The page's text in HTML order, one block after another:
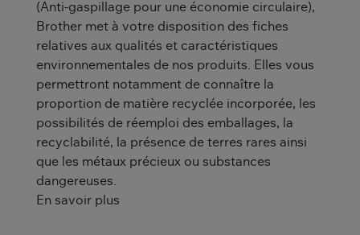
(Anti-gaspillage pour une économie circulaire),
Brother met à votre disposition des fiches
relatives aux qualités et caractéristiques
environnementales de nos produits. Elles vous
permettront notamment de connaître la
proportion de matière recyclée incorporée, les
possibilités de réemploi des emballages, la
recyclabilité, la présence de terres rares ainsi
que les métaux précieux ou substances
dangereuses.
En savoir plus